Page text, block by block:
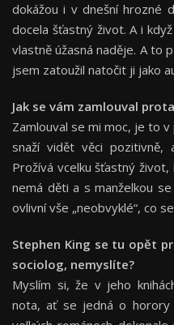
dokážou i v dnešní hrozné
docela šťastný život. A i
vlastně úžasná naděje. A to
jsem zatoužil natočit ji jako
Jak se vám zamlouval
Zamlouval se mi moc, je to
snaží vidět věci
Prožívá vcelku šťastný
nemá děti a s manželkou
ovlivní vše „neobvyklé“, co
Stephen King se tu opět
sociolog, nemyslíte?
Myslím si, že v jeho
nota, ať se jedná o horory